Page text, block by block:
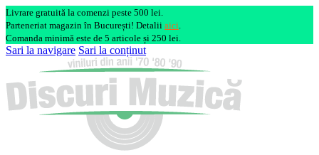
Livrare gratuită la comenzi peste 500 lei.
Parteneriat magazin în București! Detalii aici.
Comanda minimă este de 5 articole și 250 lei.
Sari la navigare Sari la conținut